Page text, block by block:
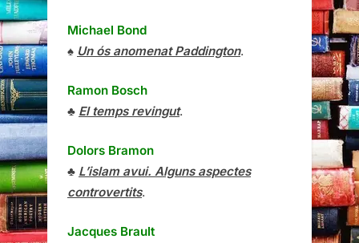
Michael Bond
♠ Un ós anomenat Paddington.
Ramon Bosch
♣ El temps revingut.
Dolors Bramon
♣ L’islam avui. Alguns aspectes
controvertits.
Jacques Brault